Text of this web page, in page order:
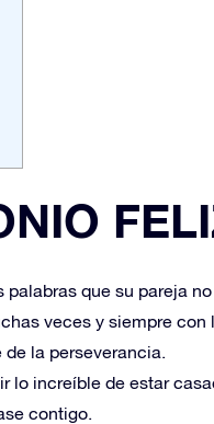
que su pareja
veces y siempre con
la perseverancia.
lo increíble de estar
contigo.